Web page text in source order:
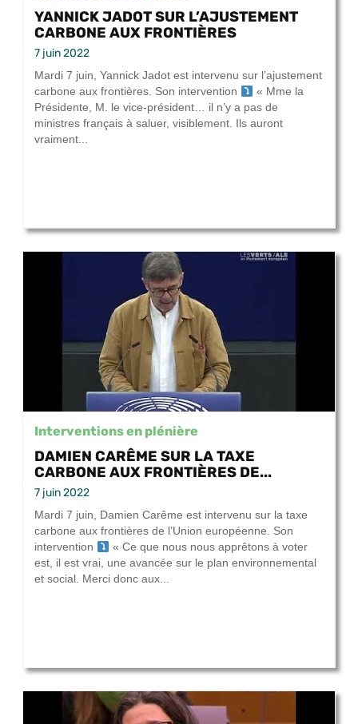
YANNICK JADOT SUR L’AJUSTEMENT
CARBONE AUX FRONTIÈRES
7 juin 2022
Mardi 7 juin, Yannick Jadot est intervenu sur l’ajustement
carbone aux frontières. Son intervention
« Mme la
Présidente, M. le vice-président… il n’y a pas de
ministres français à saluer, visiblement. Ils auront
vraiment...
Interventions en plénière
DAMIEN CARÊME SUR LA TAXE
CARBONE AUX FRONTIÈRES DE...
7 juin 2022
Mardi 7 juin, Damien Carême est intervenu sur la taxe
carbone aux frontières de l’Union européenne. Son
intervention
« Ce que nous nous apprêtons à voter
est, il est vrai, une avancée sur le plan environnemental
et social. Merci donc aux...